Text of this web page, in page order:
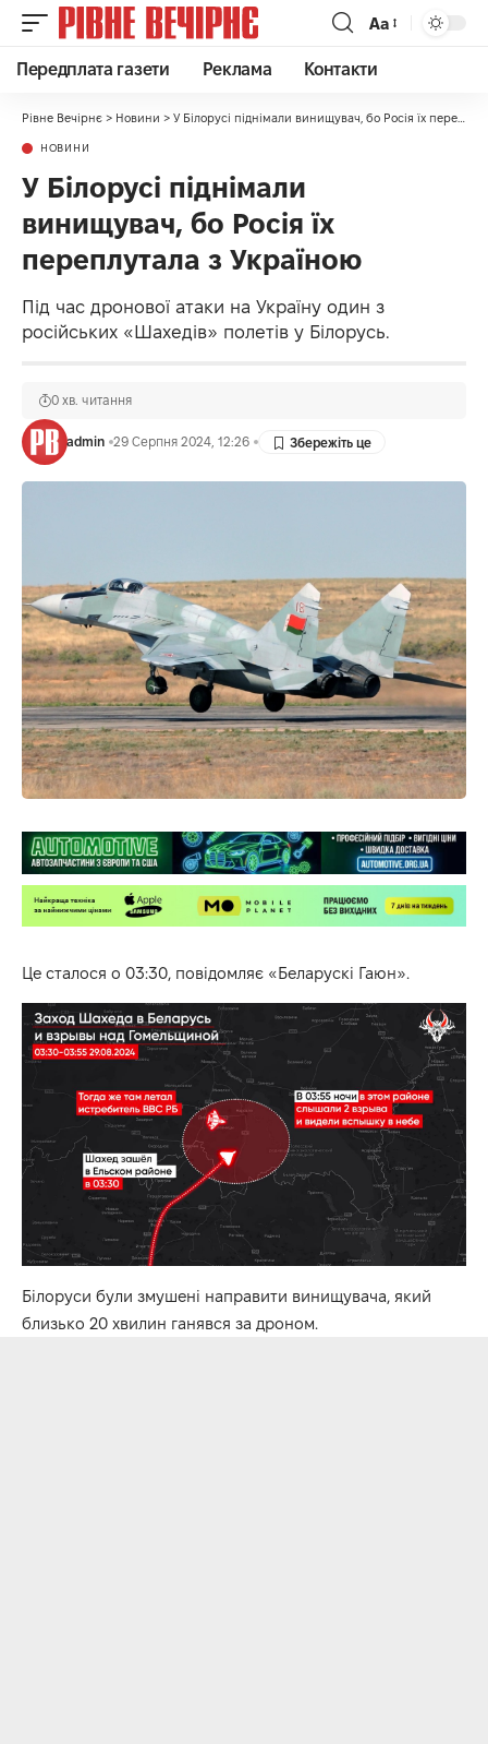
Аа
Передплата газети Реклама Контакти
Рівне Вечірнє > Новини > У Білорусі піднімали винищувач, бо Росія їх переплутала з Україною
НОВИНИ
У Білорусі піднімали
винищувач, бо Росія їх
переплутала з Україною
Під час дронової атаки на Україну один з
російських «Шахедів» полетів у Білорусь.
admin 29 Серпня 2024, 12:26
0 хв. читання
Це сталося о 03:30, повідомляє «Беларускі Гаюн».
Білоруси були змушені направити винищувача, який
близько 20 хвилин ганявся за дроном.